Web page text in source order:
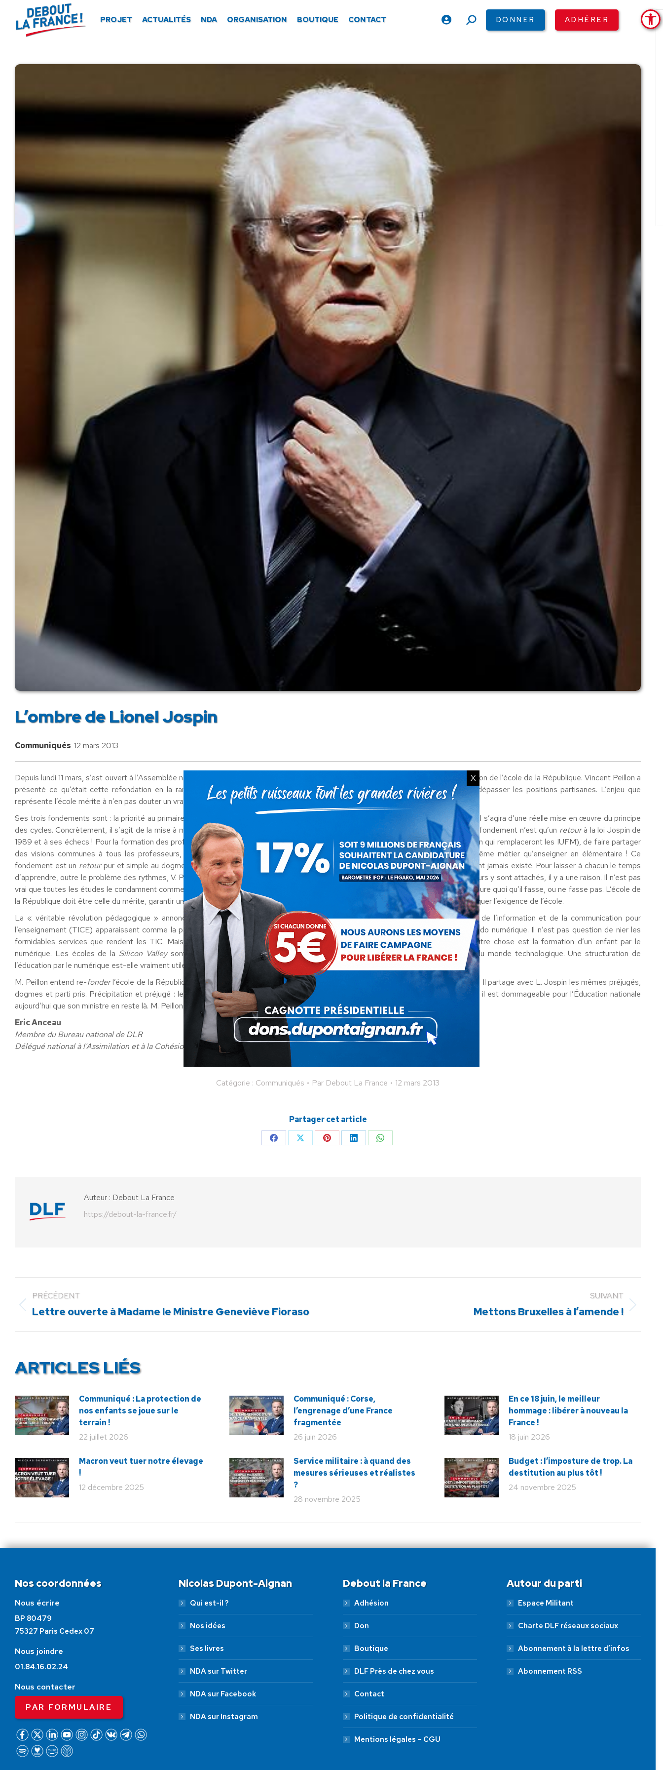
PROJET ACTUALITÉS NDA ORGANISATION BOUTIQUE CONTACT
RechercheDONNER ADHÉRER
L’ombre de Lionel Jospin
Communiqués 12 mars 2013
Depuis lundi 11 mars, s’est ouvert à l’Assemblée nationale le débat sur le projet de loi d’orientation et de programmation pour la refondation de l’école de la République. Vincent Peillon a
présenté ce qu’était cette refondation en la rangeant sous l’égide de la philosophie du fondement de Descartes, demandant de dépasser les positions partisanes. L’enjeu que
représente l’école mérite à n’en pas douter un vrai rassemblement. Mais la refondation proposée est-elle à la hauteur de son intention ?
Ses trois fondements sont : la priorité au primaire, la formation des enseignants et du temps accordé pour apprendre. Pour le primaire, il s’agira d’une réelle mise en œuvre du principe
des cycles. Concrètement, il s’agit de la mise à mal de l’idée de progression pédagogique année par année, discipline par discipline. Ce fondement n’est qu’un retourà la loi Jospin de
1989 et à ses échecs ! Pour la formation des professeurs, il s’agira dans les ÉSPÉ (Écoles Supérieures du Professorat et de l’Éducation qui remplaceront les IUFM), de faire partager
des visions communes à tous les professeurs, de maternelle ou de l’Université. Or, enseigner à la maternelle n’est déjà pas le même métier qu’enseigner en élémentaire ! Ce
fondement est un retourpur et simple au dogme constitutif des IUFM, qui donna lieu aux formations les plus dénuées de sens qui aient jamais existé. Pour laisser à chacun le temps
d’apprendre, outre le problème des rythmes, V. Peillon n’a de meilleure idée que de s’attaquer encore au redoublement. Si les professeurs y sont attachés, il y a une raison. Il n’est pas
vrai que toutes les études le condamnent comme inefficace. L’école ne saurait être une garderie où chacun passe dans la classe supérieure quoi qu’il fasse, ou ne fasse pas. L’école de
la République doit être celle du mérite, garantir un niveau, ce qu’elle fait de moins en moins. S’en prendre au redoublement revient à attaquer l’exigence de l’école.
La « véritable révolution pédagogique » annoncée passe aussi par la formation au numériqueparle numérique. Les technologies de l’information et de la communication pour
l’enseignement (TICE) apparaissent comme la panacée pédagogique. Outre les coûts d’un tel parti pris, il est naïf de croire à l’eldorado numérique. Il n’est pas question de nier les
formidables services que rendent les TIC. Mais une chose est l’usage qu’un esprit critiquedéjà formépeut tirer de tels outils, autre chose est la formation d’un enfant par le
numérique. Les écoles de la Silicon Valleysont déjà passées au low-tech. On y sait mieux qu’ailleurs quelle est l’obsolescence du monde technologique. Une structuration de
l’éducation par le numérique est-elle vraiment utile avant le lycée ?
M. Peillon entend re-fonderl’école de la République, il ne propose dans la précipitation du rythme quinquennal, qu’une réforme
de plus. Il partage avec L. Jospin les mêmes préjugés,
dogmes et parti pris. Précipitation et préjugé : les deux ennemis de la méthode cartésienne. Il est dommage qu’un philosophe l’oublie, il est dommageable pour l’Éducation nationale
aujourd’hui que son ministre en reste là. M. Peillon se rêve en Jules Ferry, il n’est que l’ombre de Lionel Jospin.
Eric Anceau
Membre du Bureau national de DLR
Délégué national à l'Assimilation et à la Cohésion nationale
Catégorie : Communiqués Par Debout La France 12 mars 2013
Partager cet article
PartagerPartagerPartagerPartagerPartager
Auteur : Debout La France
https://debout-la-france.fr/
PRÉCÉDENT
Article
:
Lettre ouverte à Madame le Ministre Geneviève Fioraso
SUIVANT
:
Mettons Bruxelles à l’amende !
ARTICLES LIÉS
Communiqué : La protection de
nos enfants se joue sur le
terrain !
22 juillet 2026
Communiqué : Corse,
l’engrenage d’une France
fragmentée
26 juin 2026
En ce 18 juin, le meilleur
hommage : libérer à nouveau la
France !
18 juin 2026
Macron veut tuer notre élevage
!
12 décembre 2025
Service militaire : à quand des
mesures sérieuses et réalistes
?
28 novembre 2025
Budget : l’imposture de trop. La
destitution au plus tôt !
24 novembre 2025
Nos coordonnées
Nous écrire
BP 80479
75327 Paris Cedex 07
Nous joindre
01.84.16.02.24
Nous contacter
PAR FORMULAIRE
Nicolas Dupont-Aignan
Qui est-il ?
Nos idées
Ses livres
NDA sur Twitter
NDA sur Facebook
NDA sur Instagram
Debout la France
Adhésion
Don
Boutique
DLF Près de chez vous
Contact
Politique de confidentialité
Mentions légales – CGU
Autour du parti
Espace Militant
Charte DLF réseaux sociaux
Abonnement à la lettre d’infos
Abonnement RSS
X
Panneau de gestion des cookies